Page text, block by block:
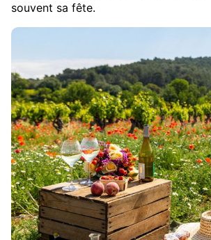
souvent sa fête.